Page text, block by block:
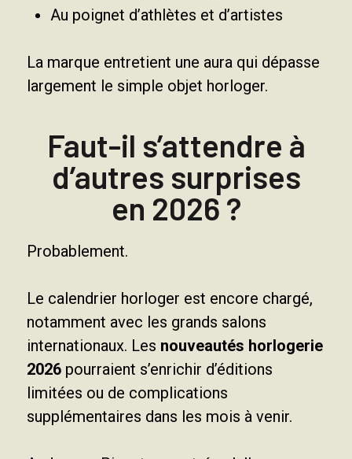
Au poignet d’athlètes et d’artistes
La marque entretient une aura qui dépasse
largement le simple objet horloger.
Faut-il s’attendre à
d’autres surprises
en 2026 ?
Probablement.
Le calendrier horloger est encore chargé,
notamment avec les grands salons
internationaux. Les nouveautés horlogerie
2026 pourraient s’enrichir d’éditions
limitées ou de complications
supplémentaires dans les mois à venir.